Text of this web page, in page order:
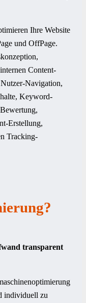
Ihre Website
und OffPage.
Content-
Navigation,
Keyword-
Erstellung,
Tracking-
transparent
individuell zu